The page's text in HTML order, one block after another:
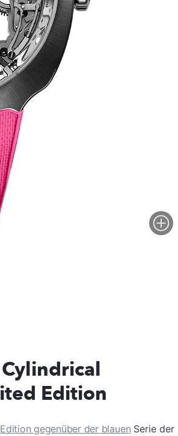
Edition
Edition gegenüber der blauen Serie der